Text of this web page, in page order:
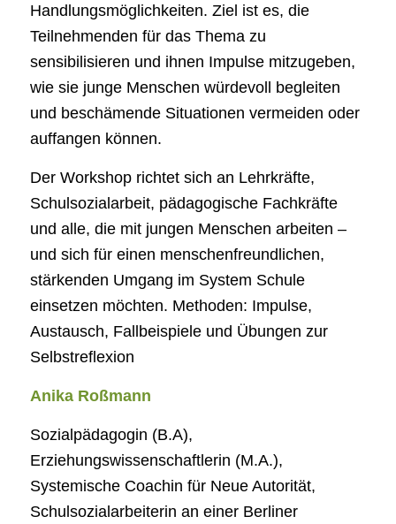
Handlungsmöglichkeiten. Ziel ist es, die
Teilnehmenden für das Thema zu
sensibilisieren und ihnen Impulse mitzugeben,
wie sie junge Menschen würdevoll begleiten
und beschämende Situationen vermeiden oder
auffangen können.
Der Workshop richtet sich an Lehrkräfte,
Schulsozialarbeit, pädagogische Fachkräfte
und alle, die mit jungen Menschen arbeiten –
und sich für einen menschenfreundlichen,
stärkenden Umgang im System Schule
einsetzen möchten. Methoden: Impulse,
Austausch, Fallbeispiele und Übungen zur
Selbstreflexion
Anika Roßmann
Sozialpädagogin (B.A),
Erziehungswissenschaftlerin (M.A.),
Systemische Coachin für Neue Autorität,
Schulsozialarbeiterin an einer Berliner